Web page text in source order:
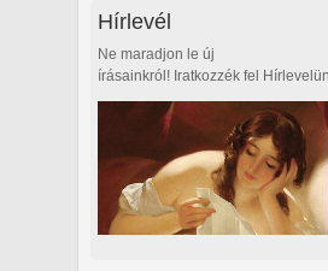
Hírlevél
Ne maradjon le új
írásainkról! Iratkozzék fel